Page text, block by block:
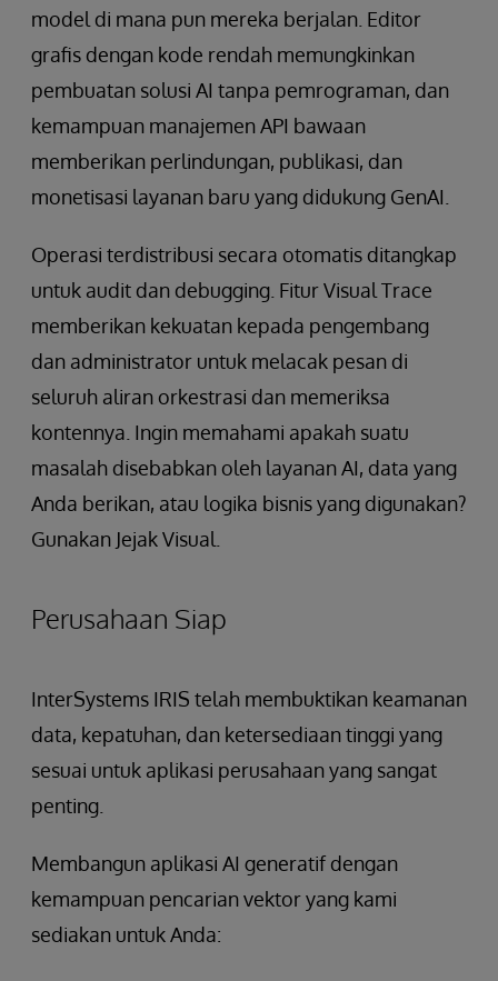
model di mana pun mereka berjalan. Editor
grafis dengan kode rendah memungkinkan
pembuatan solusi AI tanpa pemrograman, dan
kemampuan manajemen API bawaan
memberikan perlindungan, publikasi, dan
monetisasi layanan baru yang didukung GenAI.
Operasi terdistribusi secara otomatis ditangkap
untuk audit dan debugging. Fitur Visual Trace
memberikan kekuatan kepada pengembang
dan administrator untuk melacak pesan di
seluruh aliran orkestrasi dan memeriksa
kontennya. Ingin memahami apakah suatu
masalah disebabkan oleh layanan AI, data yang
Anda berikan, atau logika bisnis yang digunakan?
Gunakan Jejak Visual.
Perusahaan Siap
InterSystems IRIS telah membuktikan keamanan
data, kepatuhan, dan ketersediaan tinggi yang
sesuai untuk aplikasi perusahaan yang sangat
penting.
Membangun aplikasi AI generatif dengan
kemampuan pencarian vektor yang kami
sediakan untuk Anda: